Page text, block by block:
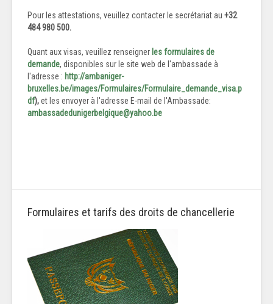
Pour les attestations, veuillez contacter le secrétariat au +32
484 980 500.
Quant aux visas, veuillez renseigner les formulaires de
demande, disponibles sur le site web de l'ambassade à
l'adresse : http://ambaniger-
bruxelles.be/images/Formulaires/Formulaire_demande_visa.p
df),et les envoyer à l'adresse E-mail de l'Ambassade:
ambassadedunigerbelgique@yahoo.be
Formulaires et tarifs des droits de chancellerie